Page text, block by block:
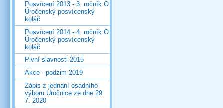
Posvícení 2013 - 3. ročník O
Úročenský posvícenský
koláč
Posvícení 2014 - 4. ročník O
Úročenský posvícenský
koláč
Pivní slavnosti 2015
Akce - podzim 2019
Zápis z jednání osadního
výboru Úročnice ze dne 29.
7. 2020